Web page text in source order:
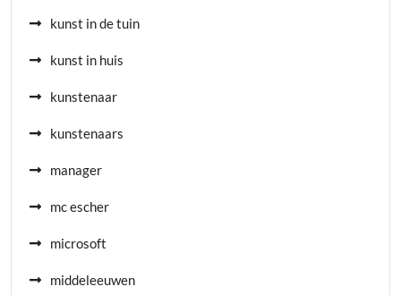
kunst in de tuin
kunst in huis
kunstenaar
kunstenaars
manager
mc escher
microsoft
middeleeuwen